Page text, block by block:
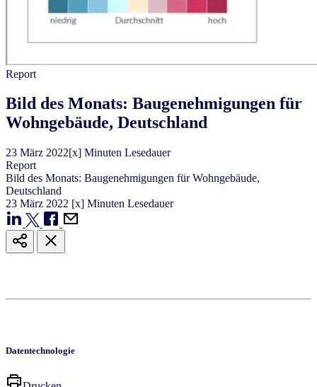
Report
Bild des Monats: Baugenehmigungen für
Wohngebäude, Deutschland
23 März 2022[x] Minuten Lesedauer
Report
Bild des Monats: Baugenehmigungen für Wohngebäude,
Deutschland
23 März 2022 [x] Minuten Lesedauer
Datentechnologie